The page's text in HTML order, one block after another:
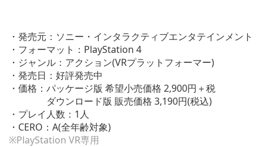
・発売元：ソニー・インタラクティブエンタテインメント
・フォーマット：PlayStation 4
・ジャンル：アクション(VRプラットフォーマー)
・発売日：好評発売中
・価格：パッケージ版 希望小売価格 2,900円＋税
ダウンロード版 販売価格 3,190円(税込)
・プレイ人数：1人
・CERO：A(全年齢対象)
※PlayStation VR専用